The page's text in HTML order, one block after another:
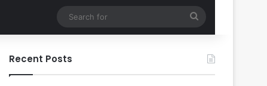
for
Recent Posts